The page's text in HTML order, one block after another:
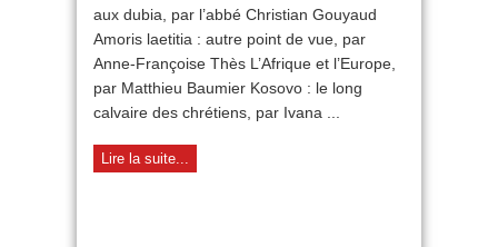
aux dubia, par l’abbé Christian Gouyaud
Amoris laetitia : autre point de vue, par
Anne-Françoise Thès L’Afrique et l’Europe,
par Matthieu Baumier Kosovo : le long
calvaire des chrétiens, par Ivana ...
Lire la suite...